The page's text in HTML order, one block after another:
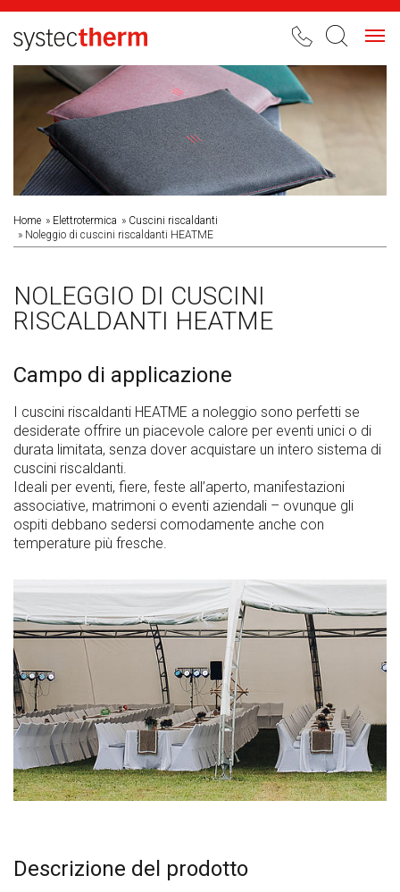
Home Elettrotermica
Cuscini riscaldanti
Noleggio di cuscini riscaldanti HEATME
NOLEGGIO DI CUSCINI
RISCALDANTI HEATME
Campo di applicazione
I cuscini riscaldanti HEATME a noleggio sono perfetti se
desiderate offrire un piacevole calore per eventi unici o di
durata limitata, senza dover acquistare un intero sistema di
cuscini riscaldanti.
Ideali per eventi, fiere, feste all’aperto, manifestazioni
associative, matrimoni o eventi aziendali – ovunque gli
ospiti debbano sedersi comodamente anche con
temperature più fresche.
Descrizione del prodotto